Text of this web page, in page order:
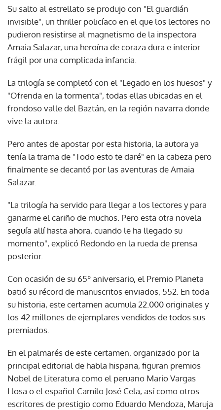
Su salto al estrellato se produjo con "El guardián
invisible", un thriller policíaco en el que los lectores no
pudieron resistirse al magnetismo de la inspectora
Amaia Salazar, una heroína de coraza dura e interior
frágil por una complicada infancia.
La trilogía se completó con el "Legado en los huesos" y
"Ofrenda en la tormenta", todas ellas ubicadas en el
frondoso valle del Baztán, en la región navarra donde
vive la autora.
Pero antes de apostar por esta historia, la autora ya
tenía la trama de "Todo esto te daré" en la cabeza pero
finalmente se decantó por las aventuras de Amaia
Salazar.
"La trilogía ha servido para llegar a los lectores y para
ganarme el cariño de muchos. Pero esta otra novela
seguía allí hasta ahora, cuando le ha llegado su
momento", explicó Redondo en la rueda de prensa
posterior.
Con ocasión de su 65º aniversario, el Premio Planeta
batió su récord de manuscritos enviados, 552. En toda
su historia, este certamen acumula 22.000 originales y
los 42 millones de ejemplares vendidos de todos sus
premiados.
En el palmarés de este certamen, organizado por la
principal editorial de habla hispana, figuran premios
Nobel de Literatura como el peruano Mario Vargas
Llosa o el español Camilo José Cela, así como otros
escritores de prestigio como Eduardo Mendoza, Maruja